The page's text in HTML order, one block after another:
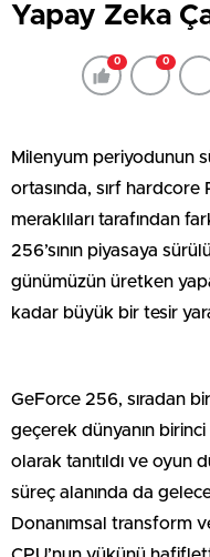
Yapay Zeka
0 0
Milenyum periyodunun
ortasında, sırf hardcore
meraklıları tarafından
256’sının piyasaya
günümüzün üretken
kadar büyük bir tesir
GeForce 256, sıradan
geçerek dünyanın birinci
olarak tanıtıldı ve oyun
süreç alanında da
Donanımsal transform